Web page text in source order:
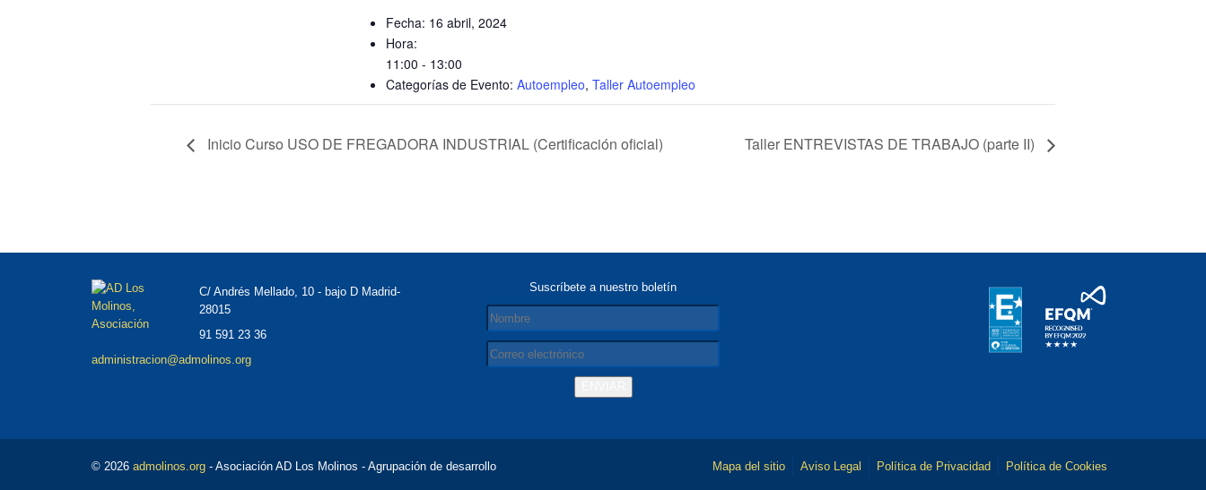
Fecha: 16 abril, 2024
Hora:
11:00 - 13:00
Categorías de Evento: Autoempleo, Taller Autoempleo
Inicio Curso USO DE FREGADORA INDUSTRIAL (Certificación oficial) Taller ENTREVISTAS DE TRABAJO (parte II)
C/ Andrés Mellado, 10 - bajo D Madrid-
28015
91 591 23 36
administracion@admolinos.org
Suscríbete a nuestro boletín
© 2026 admolinos.org - Asociación AD Los Molinos - Agrupación de desarrollo Mapa del sitio Aviso Legal Política de Privacidad Política de Cookies